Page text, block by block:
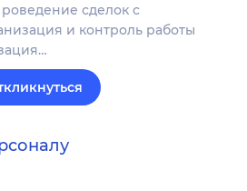
сделок с
и контроль работы